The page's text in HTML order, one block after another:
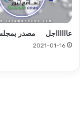
عااااااجل مصدر
2021-01-16